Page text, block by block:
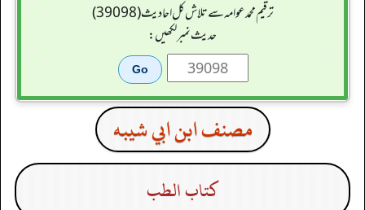
ترقیم محمدعوامہ سے تلاش کل احادیث (39098)
حدیث نمبر لکھیں:
مصنف ابن ابي شيبه
كتاب الطب